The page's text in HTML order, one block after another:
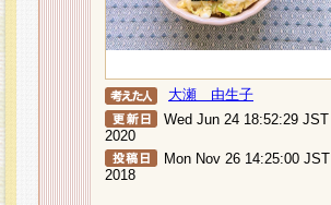
大瀬 由生子
Wed Jun 24 18:52:29 JST
2020
Mon Nov 26 14:25:00 JST
2018